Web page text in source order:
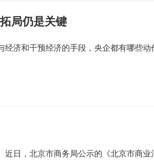
局仍是关键
济和干预经济的手段，央企都有哪些
日，北京市商务局公示的《北京市商